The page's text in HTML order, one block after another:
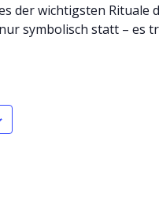
der wichtigsten Rituale
symbolisch statt – es